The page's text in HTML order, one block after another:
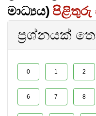
මාධ්‍යය) පිළිතුරු
ප්‍රශ්නයක්
0 1 2
6 7 8